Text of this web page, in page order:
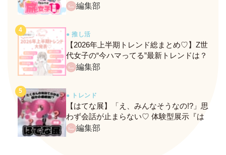
ト！編集部
● 推し活
【2026年上半期トレンド総まとめ♡】Z世
代女子の“今ハマってる”最新トレンドは？
ネクストバズ予報もチェック♪
編集部
● トレンド
【はてな展】「え、みんなそうなの!?」思
わず会話が止まらない♡ 体験型展示『は
てな展』に行ってきたレポ
編集部